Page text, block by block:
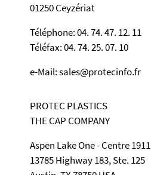
01250 Ceyzériat
Téléphone: 04. 74. 47. 12. 11
Téléfax: 04. 74. 25. 07. 10
e-Mail: sales@protecinfo.fr
PROTEC PLASTICS
THE CAP COMPANY
Aspen Lake One - Centre 1911
13785 Highway 183, Ste. 125